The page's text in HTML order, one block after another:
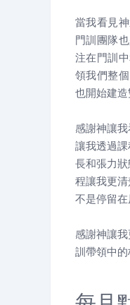
當我看見
門訓團隊
注在門訓
領我們整
也開始建造
感謝神讓
讓我透過
長和張力
程讓我更
不是停留在
感謝神讓
訓帶領中